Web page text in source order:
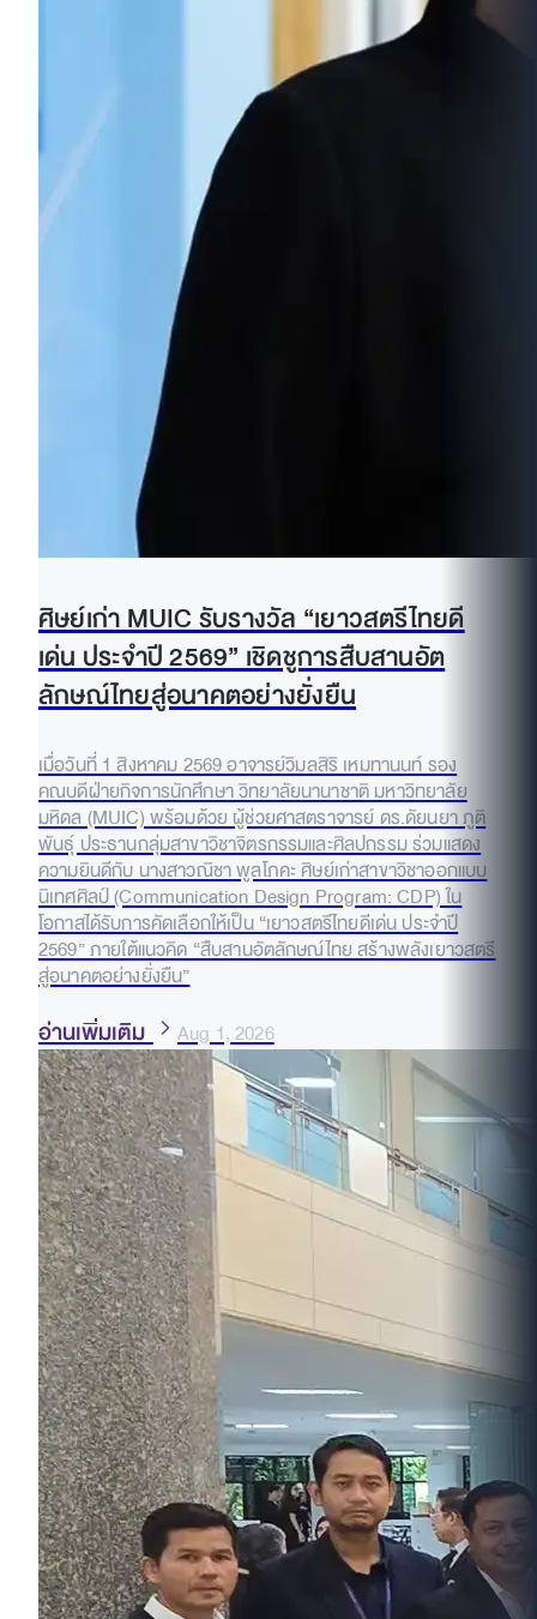
ศิษย์เก่า MUIC รับรางวัล “เยาวสตรีไทยดี
เด่น ประจำปี 2569” เชิดชูการสืบสานอัต
ลักษณ์ไทยสู่อนาคตอย่างยั่งยืน
เมื่อวันที่ 1 สิงหาคม 2569 อาจารย์วิมลสิริ เหมทานนท์ รอง
คณบดีฝ่ายกิจการนักศึกษา วิทยาลัยนานาชาติ มหาวิทยาลัย
มหิดล (MUIC) พร้อมด้วย ผู้ช่วยศาสตราจารย์ ดร.ดัยนยา ภูติ
พันธุ์ ประธานกลุ่มสาขาวิชาจิตรกรรมและศิลปกรรม ร่วมแสดง
ความยินดีกับ นางสาวณิชา พูลโภคะ ศิษย์เก่าสาขาวิชาออกแบบ
นิเทศศิลป์ (Communication Design Program: CDP) ใน
โอกาสได้รับการคัดเลือกให้เป็น “เยาวสตรีไทยดีเด่น ประจำปี
2569” ภายใต้แนวคิด “สืบสานอัตลักษณ์ไทย สร้างพลังเยาวสตรี
สู่อนาคตอย่างยั่งยืน”
อ่านเพิ่มเติม Aug 1, 2026